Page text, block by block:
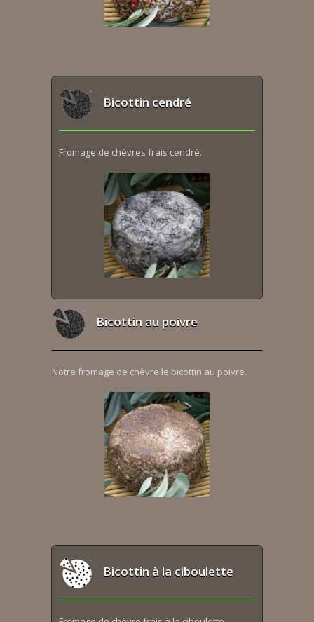
Bicottin cendré
Fromage de chèvres frais cendré.
Bicottin au poivre
Notre fromage de chèvre le bicottin au poivre.
Bicottin à la ciboulette